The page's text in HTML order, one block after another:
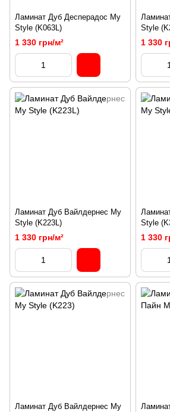
Ламинат Дуб Десперадос My
Style (K063L)
1 330 грн/м²
Style
1 330
Ламинат Дуб Вайлдернес My
Style (K223L)
1 330 грн/м²
Style
1 330
Ламинат Дуб Вайлдернес My